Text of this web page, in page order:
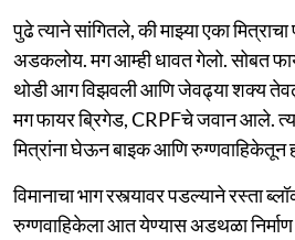
पुढे त्याने सांगितले, की माझ्या एका
अडकलोय. मग आम्ही धावत गेलो. सोबत
थोडी आग विझवली आणि जेवढ्या शक्य
मग फायर ब्रिगेड, CRPFचे जवान आले.
मित्रांना घेऊन बाइक आणि रुग्णवाहिकेतून
विमानाचा भाग रस्त्यावर पडल्याने रस्ता
रुग्णवाहिकेला आत येण्यास अडथळा